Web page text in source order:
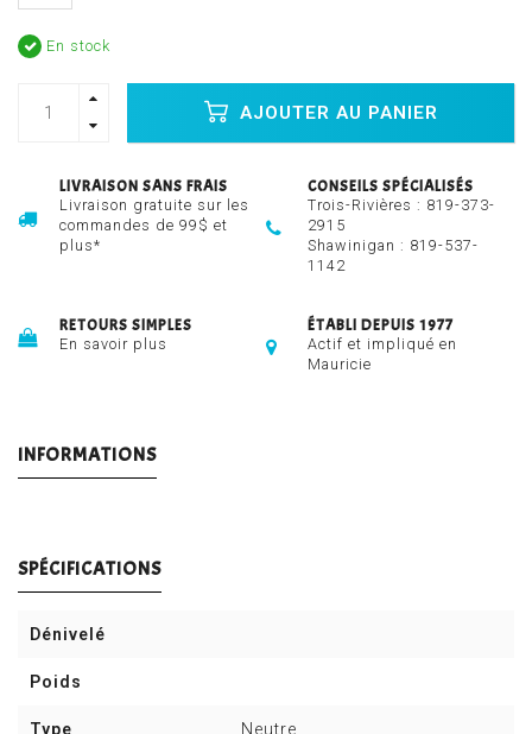
En stock
AJOUTER AU PANIER
LIVRAISON SANS FRAIS
Livraison gratuite sur les
commandes de 99$ et
plus*
CONSEILS SPÉCIALISÉS
Trois-Rivières : 819-373-
2915
Shawinigan : 819-537-
1142
RETOURS SIMPLES
En savoir plus
ÉTABLI DEPUIS 1977
Actif et impliqué en
Mauricie
INFORMATIONS
SPÉCIFICATIONS
Dénivelé
Poids
Type Neutre